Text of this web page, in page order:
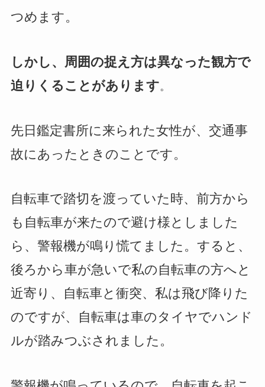
つめます。
しかし、周囲の捉え方は異なった観方で
迫りくることがあります。
先日鑑定書所に来られた女性が、交通事
故にあったときのことです。
自転車で踏切を渡っていた時、前方から
も自転車が来たので避け様としました
ら、警報機が鳴り慌てました。すると、
後ろから車が急いで私の自転車の方へと
近寄り、自転車と衝突、私は飛び降りた
のですが、自転車は車のタイヤでハンド
ルが踏みつぶされました。